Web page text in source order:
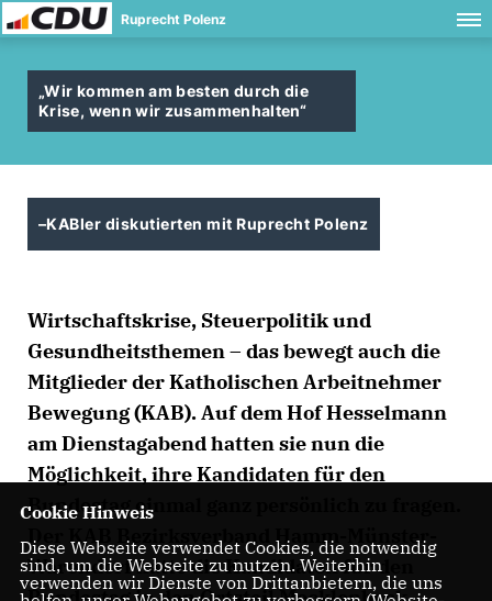
Ruprecht Polenz
Wir kommen am besten durch die
Krise, wenn wir zusammenhalten“
–KABler diskutierten mit Ruprecht Polenz
Wirtschaftskrise, Steuerpolitik und
Gesundheitsthemen – das bewegt auch die
Mitglieder der Katholischen Arbeitnehmer
Bewegung (KAB). Auf dem Hof Hesselmann
am Dienstagabend hatten sie nun die
Möglichkeit, ihre Kandidaten für den
Bundestag einmal ganz persönlich zu fragen.
Der KAB Bezirksverband Hamm-Münster-
Warendorf hatte die Kandidaten für den
Cookie Hinweis
Diese Webseite verwendet Cookies, die notwendig
sind, um die Webseite zu nutzen. Weiterhin
verwenden wir Dienste von Drittanbietern, die uns